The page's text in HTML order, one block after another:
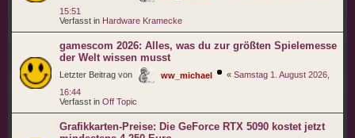
15:51
Verfasst in Hardware Kramecke
gamescom 2026: Alles, was du zur größten Spielemesse
der Welt wissen musst
Letzter Beitrag von ww_michael « Samstag 1. August 2026,
16:44
Verfasst in Off Topic
Grafikkarten-Preise: Die GeForce RTX 5090 kostet jetzt